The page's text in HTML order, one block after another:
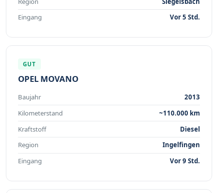
Eingang
Vor 5 Std.
GUT
OPEL MOVANO
Baujahr
2013
Kilometerstand
~110.000 km
Kraftstoff
Diesel
Region
Ingelfingen
Eingang
Vor 9 Std.